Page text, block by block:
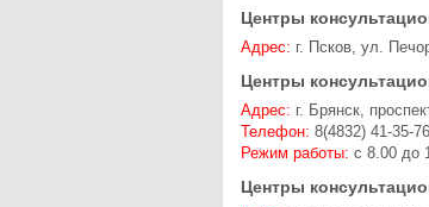
Центры
Адрес: г. Псков, ул.
Центры
Адрес: г. Брянск,
Телефон: 8(4832) 41-35-
Режим работы: с 8.00 до
Центры